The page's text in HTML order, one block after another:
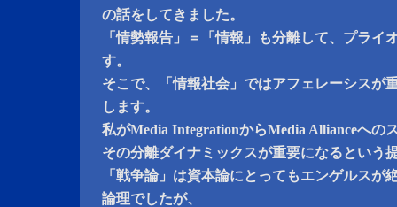
の話をしてきました。
「情勢報告」＝「情報」も分離して、プライ
す。
そこで、「情報社会」ではアフェレーシスが
します。
私がMedia IntegrationからMedia Allianceへの
その分離ダイナミックスが重要になるという
「戦争論」は資本論にとってもエンゲルスが
論理でしたが、